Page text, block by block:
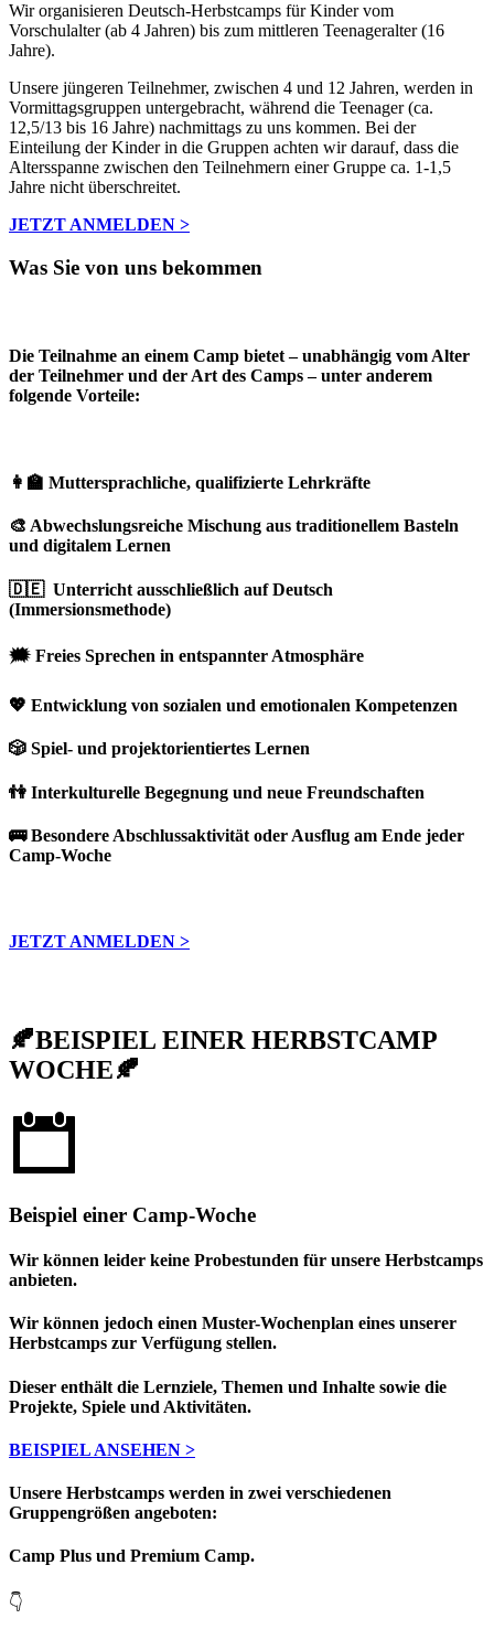
Wir organisieren Deutsch-Herbstcamps für Kinder vom
Vorschulalter (ab 4 Jahren) bis zum mittleren Teenageralter (16
Jahre).
Unsere jüngeren Teilnehmer, zwischen 4 und 12 Jahren, werden in
Vormittagsgruppen untergebracht, während die Teenager (ca.
12,5/13 bis 16 Jahre) nachmittags zu uns kommen. Bei der
Einteilung der Kinder in die Gruppen achten wir darauf, dass die
Altersspanne zwischen den Teilnehmern einer Gruppe ca. 1-1,5
Jahre nicht überschreitet.
JETZT ANMELDEN >
Was Sie von uns bekommen
Die Teilnahme an einem Camp bietet – unabhängig vom Alter
der Teilnehmer und der Art des Camps – unter anderem
folgende Vorteile:
👩‍🏫 Muttersprachliche, qualifizierte Lehrkräfte
🎨 Abwechslungsreiche Mischung aus traditionellem Basteln
und digitalem Lernen
🇩🇪 Unterricht ausschließlich auf Deutsch
(Immersionsmethode)
🗯️ Freies Sprechen in entspannter Atmosphäre
💖 Entwicklung von sozialen und emotionalen Kompetenzen
🎲 Spiel- und projektorientiertes Lernen
👫 Interkulturelle Begegnung und neue Freundschaften
🚌 Besondere Abschlussaktivität oder Ausflug am Ende jeder
Camp-Woche
JETZT ANMELDEN >
🍂BEISPIEL EINER HERBSTCAMP
WOCHE🍂
Beispiel einer Camp-Woche
Wir können leider keine Probestunden für unsere Herbstcamps
anbieten.
Wir können jedoch einen Muster-Wochenplan eines unserer
Herbstcamps zur Verfügung stellen.
Dieser enthält die Lernziele, Themen und Inhalte sowie die
Projekte, Spiele und Aktivitäten.
BEISPIEL ANSEHEN >
Unsere Herbstcamps werden in zwei verschiedenen
Gruppengrößen angeboten:
Camp Plus und Premium Camp.
👇